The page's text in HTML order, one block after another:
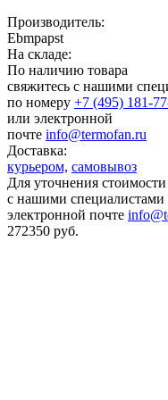
Производитель:
Ebmpapst
На складе:
По наличию товара
свяжитесь с нашими
по номеру +7 (495) 181-
или электронной
почте info@termofan.ru
Доставка:
курьером, самовывоз
Для уточнения стоимости
с нашими специалистами
электронной почте
272350 руб.